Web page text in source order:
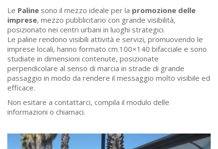
Le Paline sono il mezzo ideale per la promozione delle
imprese, mezzo pubblicitario con grande visibilità,
posizionato nei centri urbani in luoghi strategici.
Le paline rendono visibili attività e servizi, promuovendo le
imprese locali, hanno formato cm.100×140 bifacciale e sono
studiate in dimensioni contenute, posizionate
perpendicolare al senso di marcia in strade di grande
passaggio in modo da rendere il messaggio molto visibile ed
efficace.
Non esitare a contattarci, compila il modulo delle
informazioni o chiamaci.